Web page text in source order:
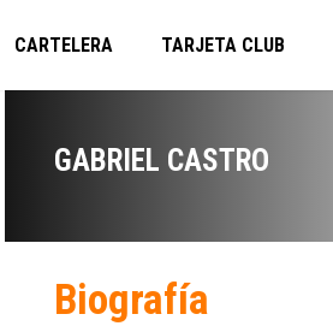
CARTELERA TARJETA CLUB
GABRIEL CASTRO
Biografía